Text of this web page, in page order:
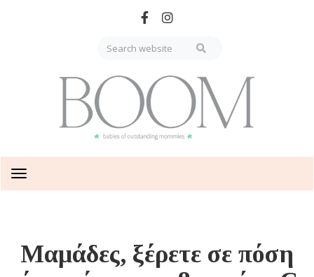
Toggle
navigation
Μαμάδες, ξέρετε σε πόση